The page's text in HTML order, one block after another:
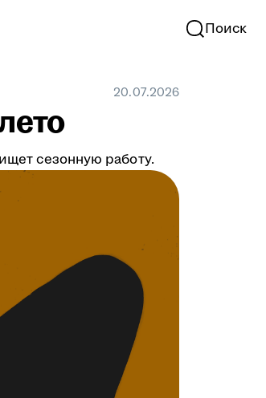
Поиск
20.07.2026
сезонную работу.